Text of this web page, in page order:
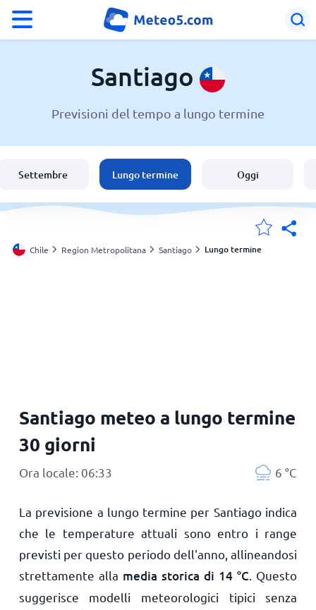
Meteo a Santiago
Italia
Svizzera
Santiago
Previsioni del tempo a lungo termine
Settembre Lungo termine Oggi
Chile Region Metropolitana Santiago Lungo termine
Santiago meteo a lungo termine
30 giorni
Ora locale: 06:33 6 °C
La previsione a lungo termine per Santiago indica
che le temperature attuali sono entro i range
previsti per questo periodo dell'anno, allineandosi
strettamente alla media storica di 14 °C . Questo
suggerisce modelli meteorologici tipici senza